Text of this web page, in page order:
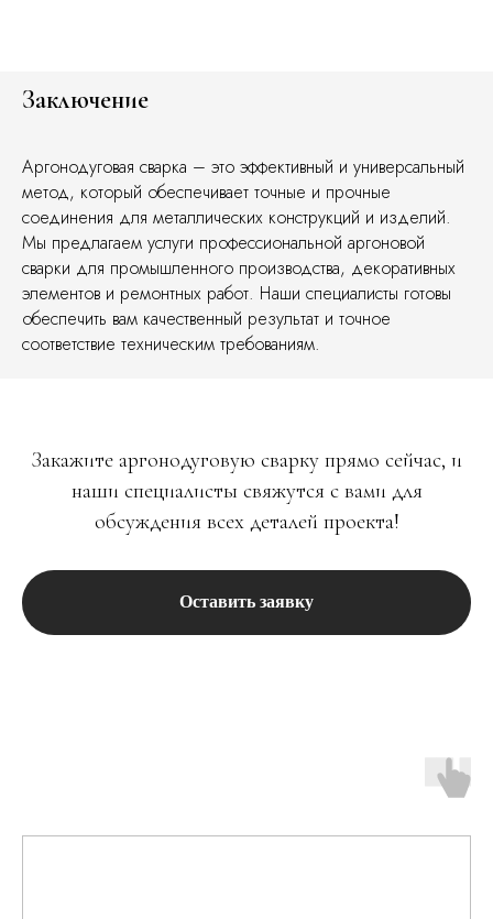
Заключение
Аргонодуговая сварка – это эффективный и универсальный
метод, который обеспечивает точные и прочные
соединения для металлических конструкций и изделий.
Мы предлагаем услуги профессиональной аргоновой
сварки для промышленного производства, декоративных
элементов и ремонтных работ. Наши специалисты готовы
обеспечить вам качественный результат и точное
соответствие техническим требованиям.
Закажите аргонодуговую сварку прямо сейчас, и
наши специалисты свяжутся с вами для
обсуждения всех деталей проекта!
Оставить заявку